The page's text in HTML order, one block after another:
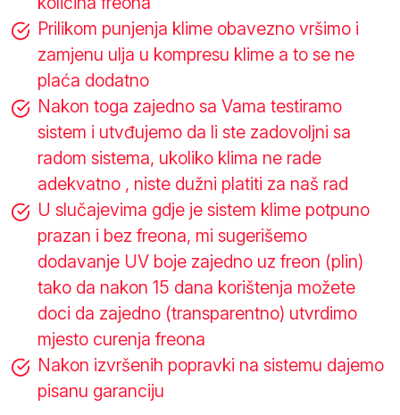
Prilikom punjenja klime obavezno vršimo i
zamjenu ulja u kompresu klime a to se ne
plaća dodatno
Nakon toga zajedno sa Vama testiramo
sistem i utvđujemo da li ste zadovoljni sa
radom sistema, ukoliko klima ne rade
adekvatno , niste dužni platiti za naš rad
U slučajevima gdje je sistem klime potpuno
prazan i bez freona, mi sugerišemo
dodavanje UV boje zajedno uz freon (plin)
tako da nakon 15 dana korištenja možete
doci da zajedno (transparentno) utvrdimo
mjesto curenja freona
Nakon izvršenih popravki na sistemu dajemo
pisanu garanciju